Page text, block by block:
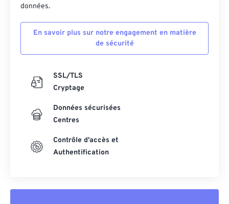
données.
En savoir plus sur notre engagement en matière
de sécurité
SSL/TLS
Cryptage
Données sécurisées
Centres
Contrôle d'accès et
Authentification